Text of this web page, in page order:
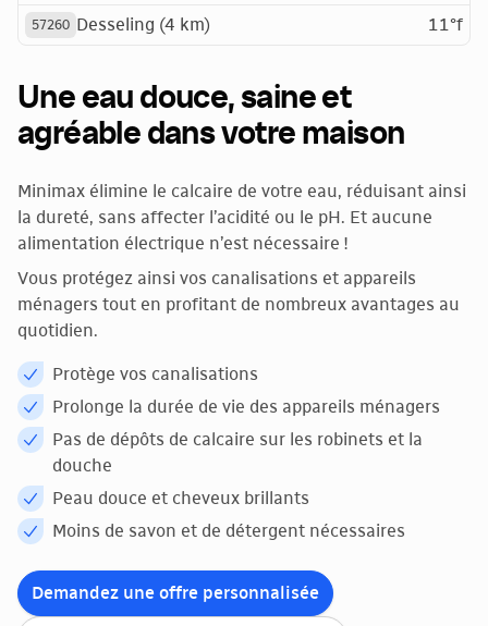
57260 Desseling (4 km) 11°f
Une eau douce, saine et
agréable dans votre maison
Minimax élimine le calcaire de votre eau, réduisant ainsi
la dureté, sans affecter l’acidité ou le pH. Et aucune
alimentation électrique n’est nécessaire !
Vous protégez ainsi vos canalisations et appareils
ménagers tout en profitant de nombreux avantages au
quotidien.
Protège vos canalisations
Prolonge la durée de vie des appareils ménagers
Pas de dépôts de calcaire sur les robinets et la
douche
Peau douce et cheveux brillants
Moins de savon et de détergent nécessaires
Demandez une offre personnalisée